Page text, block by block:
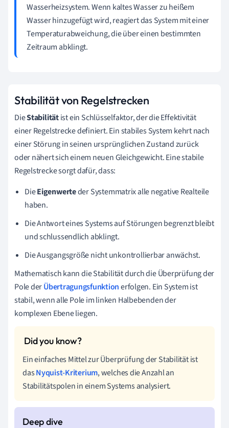
Wasserheizsystem. Wenn kaltes Wasser zu heißem
Wasser hinzugefügt wird, reagiert das System mit einer
Temperaturabweichung, die über einen bestimmten
Zeitraum abklingt.
Stabilität von Regelstrecken
DieStabilitätist ein Schlüsselfaktor, der die Effektivität
einer Regelstrecke definiert. Ein stabiles System kehrt nach
einer Störung in seinen ursprünglichen Zustand zurück
oder nähert sich einem neuen Gleichgewicht. Eine stabile
Regelstrecke sorgt dafür, dass:
DieEigenwerteder Systemmatrix alle negative Realteile
haben.
Die Antwort eines Systems auf Störungen begrenzt bleibt
und schlussendlich abklingt.
Die Ausgangsgröße nicht unkontrollierbar anwächst.
Mathematisch kann die Stabilität durch die Überprüfung der
Pole derÜbertragungsfunktionerfolgen. Ein System ist
stabil, wenn alle Pole im linken Halbebenden der
komplexen Ebene liegen.
Ein einfaches Mittel zur Überprüfung der Stabilität ist
dasNyquist-Kriterium, welches die Anzahl an
Stabilitätspolen in einem Systems analysiert.